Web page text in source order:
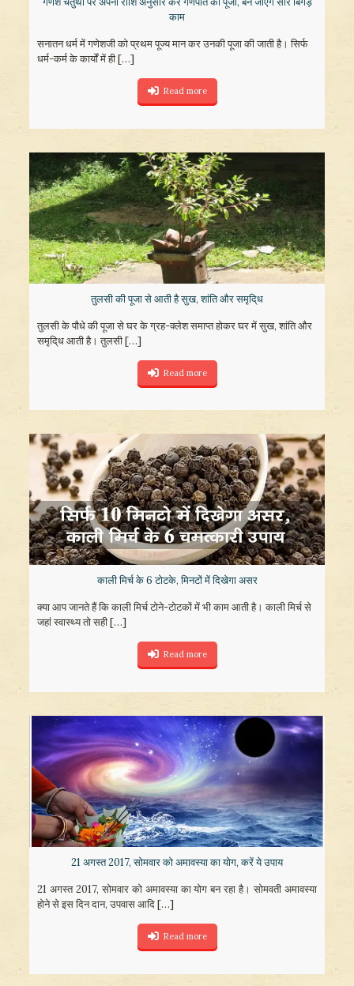
काम
सनातन धर्म में गणेशजी को प्रथम पूज्य मान कर उनकी पूजा की जाती है। सिर्फ
धर्म-कर्म के कार्यों में ही[…]
Read more
तुलसी की पूजा से आती है सुख, शांति और समृदि्ध
तुलसी के पौधे की पूजा से घर के ग्रह-क्लेश समाप्त होकर घर में सुख, शांति और
समृदि्ध आती है। तुलसी[…]
Read more
काली मिर्च के 6 टोटके, मिनटों में दिखेगा असर
क्या आप जानते हैं कि काली मिर्च टोने-टोटकों में भी काम आती है। काली मिर्च से
जहां स्वास्थ्य तो सही[…]
Read more
21 अगस्त 2017, सोमवार को अमावस्या का योग, करें ये उपाय
21 अगस्त 2017, सोमवार को अमावस्या का योग बन रहा है। सोमवती अमावस्या
होने से इस दिन दान, उपवास आदि[…]
Read more